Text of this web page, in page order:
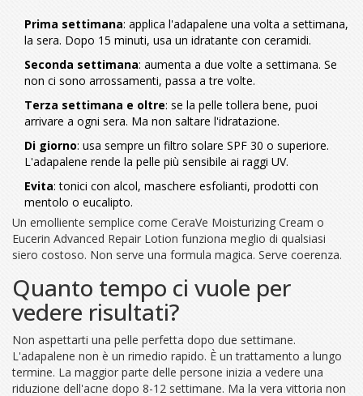
Prima settimana: applica l'adapalene una volta a settimana,
la sera. Dopo 15 minuti, usa un idratante con ceramidi.
Seconda settimana: aumenta a due volte a settimana. Se
non ci sono arrossamenti, passa a tre volte.
Terza settimana e oltre: se la pelle tollera bene, puoi
arrivare a ogni sera. Ma non saltare l'idratazione.
Di giorno: usa sempre un filtro solare SPF 30 o superiore.
L'adapalene rende la pelle più sensibile ai raggi UV.
Evita: tonici con alcol, maschere esfolianti, prodotti con
mentolo o eucalipto.
Un emolliente semplice come CeraVe Moisturizing Cream o
Eucerin Advanced Repair Lotion funziona meglio di qualsiasi
siero costoso. Non serve una formula magica. Serve coerenza.
Quanto tempo ci vuole per
vedere risultati?
Non aspettarti una pelle perfetta dopo due settimane.
L'adapalene non è un rimedio rapido. È un trattamento a lungo
termine. La maggior parte delle persone inizia a vedere una
riduzione dell'acne dopo 8-12 settimane. Ma la vera vittoria non